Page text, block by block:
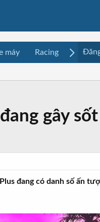
máy Racing Mua
gây
đang có danh số ấn